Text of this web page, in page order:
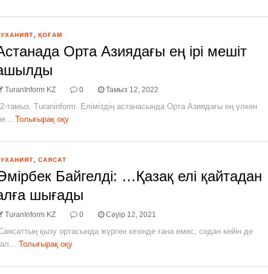
ҚОҒАМ
Орта Азиядағы ең ірі мешіт
TuranInform KZ 0 Тамыз 12, 2022
тамыз. Turaninform. Еліміздің астанасында Орта Азиядағы ең үлкен
Толығырақ оқу
САЯСАТ
Байгелді: …Қазақ елі қайтадан
шығады
TuranInform KZ 0 Сәуір 12, 2021
қызу ортасында жүрген кезінде ғана емес, содан кейін де
Толығырақ оқу